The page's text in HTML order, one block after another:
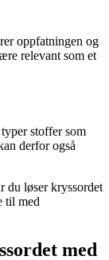
oppfatningen og
relevant som et
stoffer som
derfor også
du løser kryssordet
til med
med